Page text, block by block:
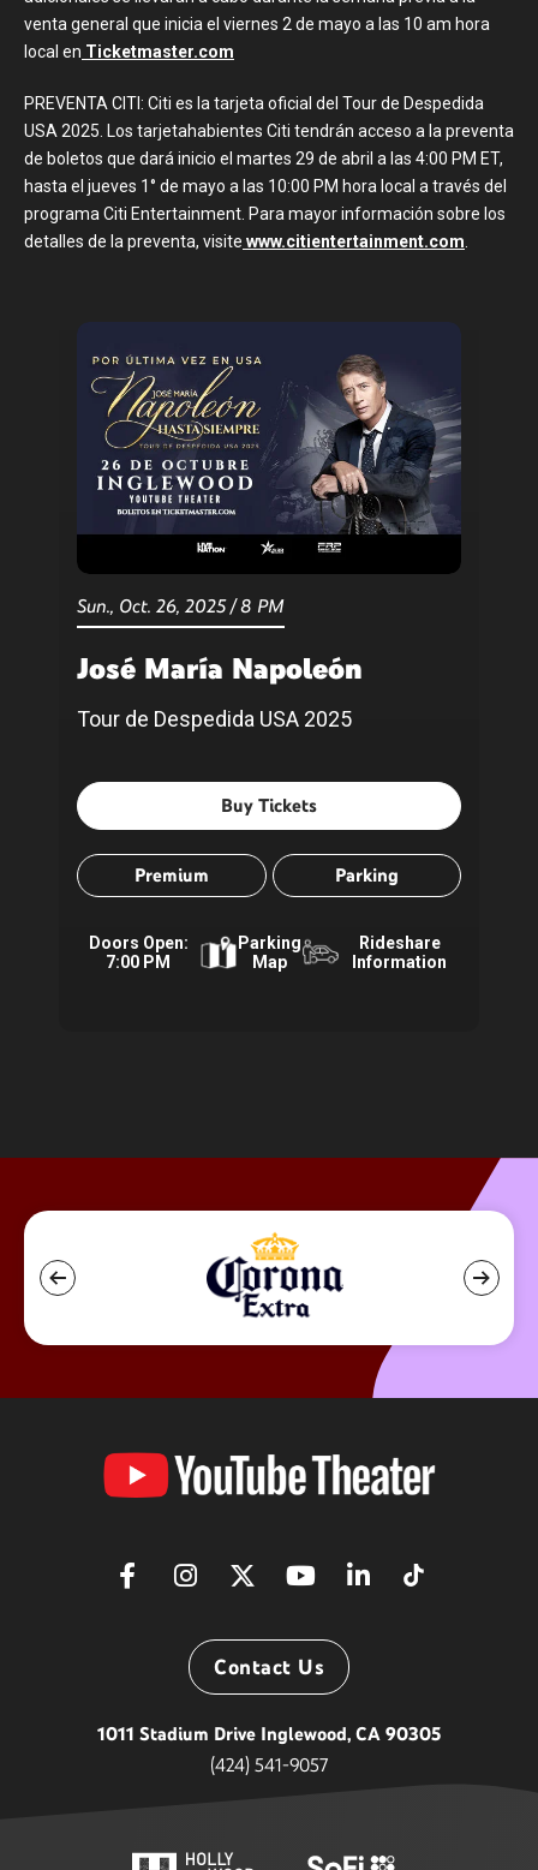
venta general que inicia el viernes 2 de mayo a las 10 am hora
local en Ticketmaster.com
PREVENTA CITI: Citi es la tarjeta oficial del Tour de Despedida
USA 2025. Los tarjetahabientes Citi tendrán acceso a la preventa
de boletos que dará inicio el martes 29 de abril a las 4:00 PM ET,
hasta el jueves 1° de mayo a las 10:00 PM hora local a través del
programa Citi Entertainment. Para mayor información sobre los
detalles de la preventa, visite www.citientertainment.com
Sun., Oct. 26, 2025 /8 PM
José María Napoleón
Tour de Despedida USA 2025
Buy Tickets
Premium Parking
Doors Open:
7:00 PM
Parking
Map
Rideshare
Information
YouTube
Theater
Contact Us
1011 Stadium Drive Inglewood, CA 90305
(424) 541-9057